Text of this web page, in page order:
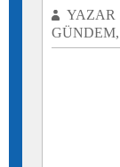
YAZAR
GÜNDEM,